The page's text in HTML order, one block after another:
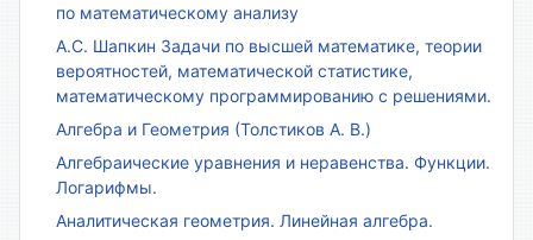
по математическому анализу
А.С. Шапкин Задачи по высшей математике, теории
вероятностей, математической статистике,
математическому программированию с решениями.
Алгебра и Геометрия (Толстиков А. В.)
Алгебраические уравнения и неравенства. Функции.
Логарифмы.
Аналитическая геометрия. Линейная алгебра.